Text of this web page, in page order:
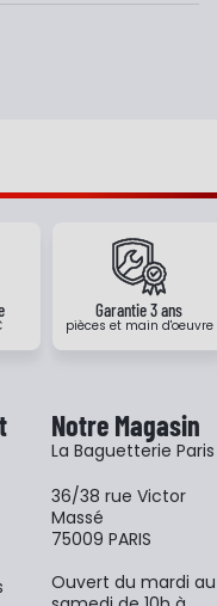
Garantie 3 ans
pièces et main d'oeuvre
Notre Magasin
La Baguetterie Paris
36/38 rue Victor
Massé
75009 PARIS
Ouvert du mardi au